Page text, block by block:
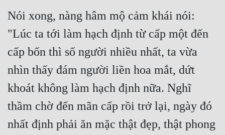
Nói xong, nàng hâm mộ cảm khái nói:
"Lúc ta tới làm hạch định từ cấp một đến
cấp bốn thì số người nhiều nhất, ta vừa
nhìn thấy đám người liền hoa mắt, dứt
khoát không làm hạch định nữa. Nghĩ
thầm chờ đến mãn cấp rồi trở lại, ngày đó
nhất định phải ăn mặc thật đẹp, thật phong